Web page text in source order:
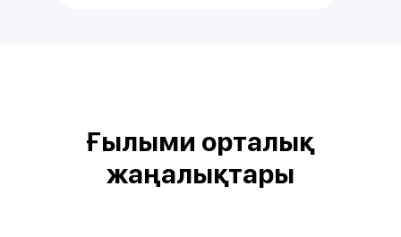
Ғылыми орталық
жаңалықтары